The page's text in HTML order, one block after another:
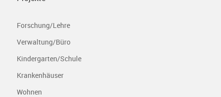
Forschung/Lehre
Verwaltung/Büro
Kindergarten/Schule
Krankenhäuser
Wohnen